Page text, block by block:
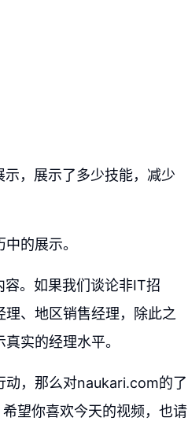
，展示了多少技能，减少
的展示。
。如果我们谈论非IT招
、地区销售经理，除此之
实的经理水平。
动，那么对naukari.com的了
望你喜欢今天的视频，也请